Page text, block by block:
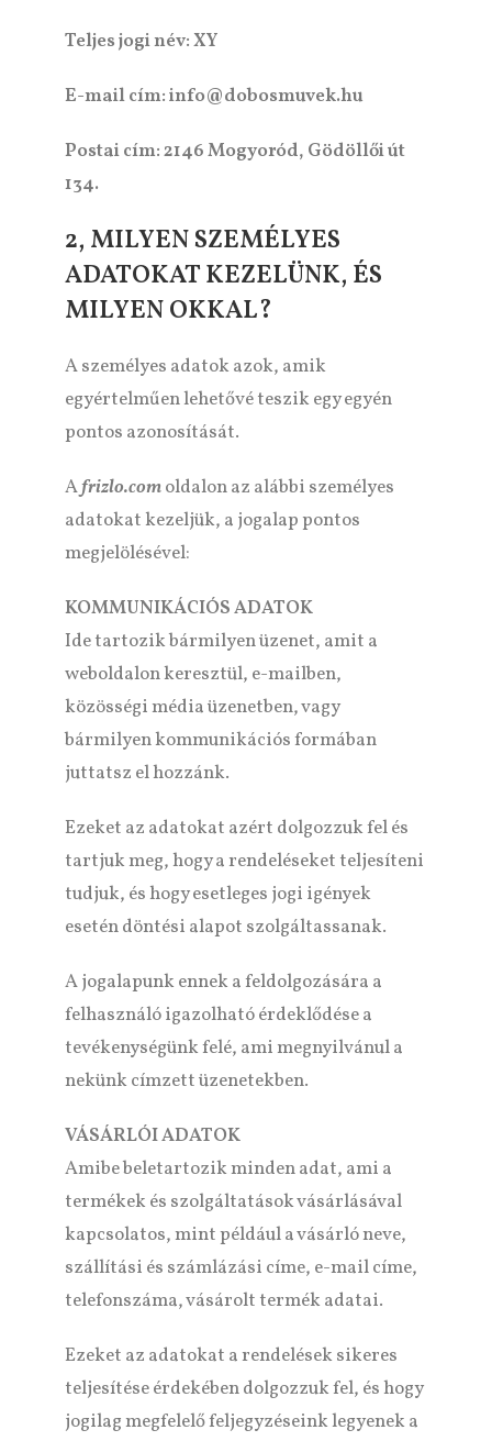
Teljes jogi név: XY
E-mail cím: info@dobosmuvek.hu
Postai cím: 2146 Mogyoród, Gödöllői út
134.
2, MILYEN SZEMÉLYES
ADATOKAT KEZELÜNK, ÉS
MILYEN OKKAL?
A személyes adatok azok, amik
egyértelműen lehetővé teszik egy egyén
pontos azonosítását.
Afrizlo.comoldalon az alábbi személyes
adatokat kezeljük, a jogalap pontos
megjelölésével:
KOMMUNIKÁCIÓS ADATOK
Ide tartozik bármilyen üzenet, amit a
weboldalon keresztül, e-mailben,
közösségi média üzenetben, vagy
bármilyen kommunikációs formában
juttatsz el hozzánk.
Ezeket az adatokat azért dolgozzuk fel és
tartjuk meg, hogy a rendeléseket teljesíteni
tudjuk, és hogy esetleges jogi igények
esetén döntési alapot szolgáltassanak.
A jogalapunk ennek a feldolgozására a
felhasználó igazolható érdeklődése a
tevékenységünk felé, ami megnyilvánul a
nekünk címzett üzenetekben.
VÁSÁRLÓI ADATOK
Amibe beletartozik minden adat, ami a
termékek és szolgáltatások vásárlásával
kapcsolatos, mint például a vásárló neve,
szállítási és számlázási címe, e-mail címe,
telefonszáma, vásárolt termék adatai.
Ezeket az adatokat a rendelések sikeres
teljesítése érdekében dolgozzuk fel, és hogy
jogilag megfelelő feljegyzéseink legyenek a